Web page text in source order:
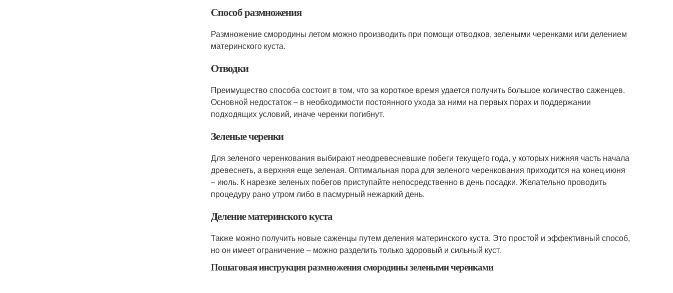
Способ размножения
Размножение смородины летом можно производить при помощи отводков, зелеными черенками или делением
материнского куста.
Отводки
Преимущество способа состоит в том, что за короткое время удается получить большое количество саженцев.
Основной недостаток – в необходимости постоянного ухода за ними на первых порах и поддержании
подходящих условий, иначе черенки погибнут.
Зеленые черенки
Для зеленого черенкования выбирают неодревесневшие побеги текущего года, у которых нижняя часть начала
древеснеть, а верхняя еще зеленая. Оптимальная пора для зеленого черенкования приходится на конец июня
– июль. К нарезке зеленых побегов приступайте непосредственно в день посадки. Желательно проводить
процедуру рано утром либо в пасмурный нежаркий день.
Деление материнского куста
Также можно получить новые саженцы путем деления материнского куста. Это простой и эффективный способ,
но он имеет ограничение – можно разделить только здоровый и сильный куст.
Пошаговая инструкция размножения смородины зелеными черенками